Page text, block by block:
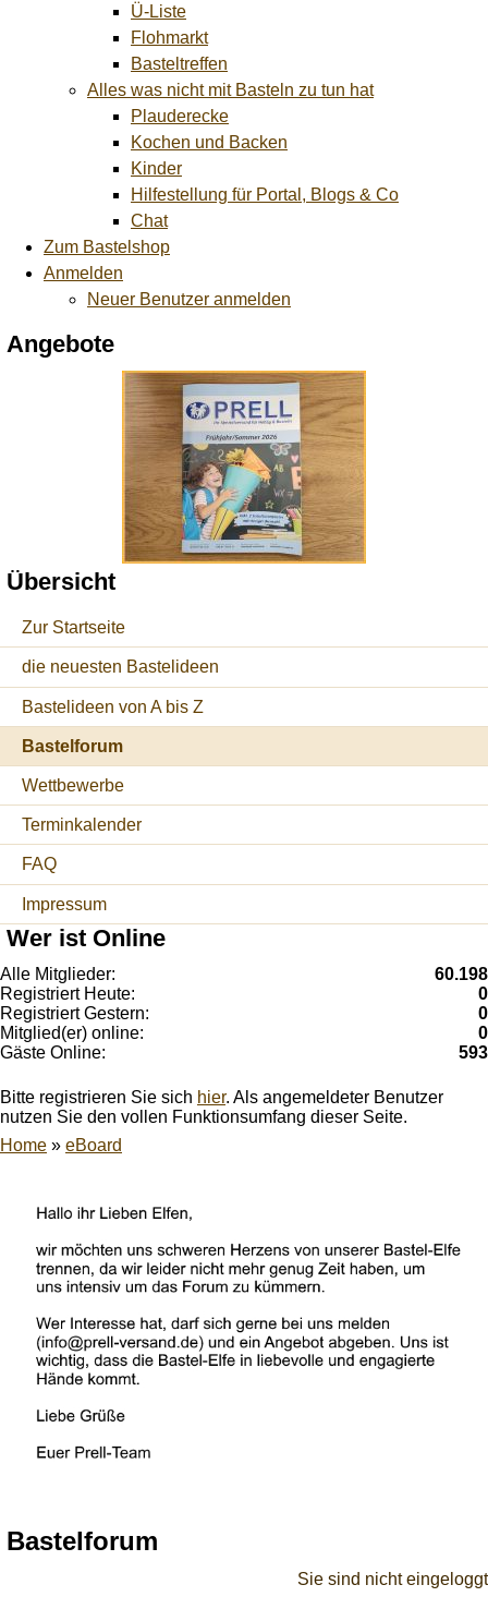
Ü-Liste
Flohmarkt
Basteltreffen
Alles was nicht mit Basteln zu tun hat
Plauderecke
Kochen und Backen
Kinder
Hilfestellung für Portal, Blogs & Co
Chat
Zum Bastelshop
Anmelden
Neuer Benutzer anmelden
Angebote
Übersicht
Zur Startseite
die neuesten Bastelideen
Bastelideen von A bis Z
Bastelforum
Wettbewerbe
Terminkalender
FAQ
Impressum
Wer ist Online
Alle Mitglieder:
60.198
Registriert Heute:
0
Registriert Gestern:
0
Mitglied(er) online:
0
Gäste Online:
593
Bitte registrieren Sie sich hier. Als angemeldeter Benutzer
nutzen Sie den vollen Funktionsumfang dieser Seite.
Home » eBoard
Bastelforum
Sie sind nicht eingeloggt